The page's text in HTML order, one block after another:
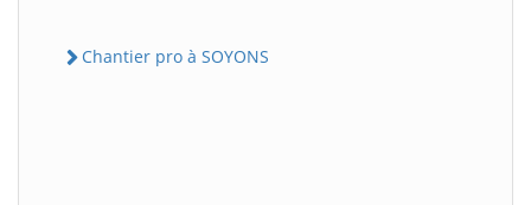
Chantier pro à SOYONS